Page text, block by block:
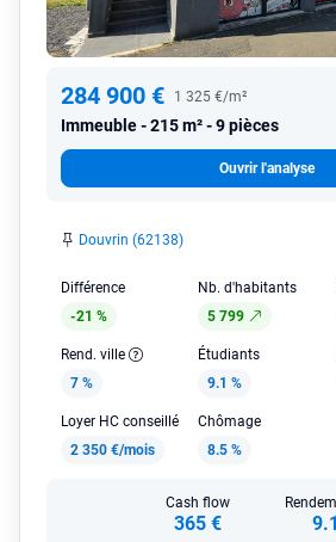
284 900 € 1 325 €/m²
Immeuble 215 m² - 9 pièces
Ouvrir l'analyse
Douvrin (62138)
Différence
-21 %
Nb. d'habitants
5 799
Rend. ville
7 %
Étudiants
9.1 %
Loyer HC conseillé
2 350 €/mois
Chômage
8.5 %
Cash flow
365 €